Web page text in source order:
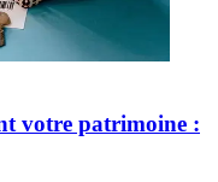
votre patrimoine :